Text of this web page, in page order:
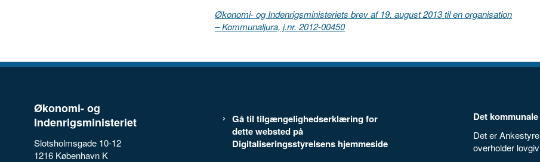
Økonomi- og Indenrigsministeriets brev af 19. august 2013 til en organisation
– Kommunaljura, j.nr. 2012-00450
Økonomi- og
Indenrigsministeriet
Slotsholmsgade 10-12
1216 København K
Gå til tilgængelighedserklæring for
dette websted på
Digitaliseringsstyrelsens hjemmeside
Det
Det er
overholder